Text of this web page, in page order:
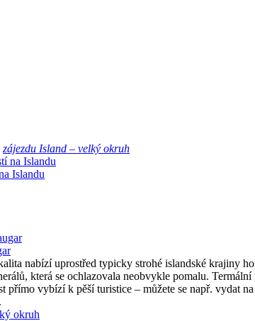
zájezdu Island – velký okruh
Islandu
nabízí uprostřed typicky strohé islandské krajiny
která se ochlazovala neobvykle pomalu.
přímo vybízí k pěší turistice – můžete se např. vydat
okruh